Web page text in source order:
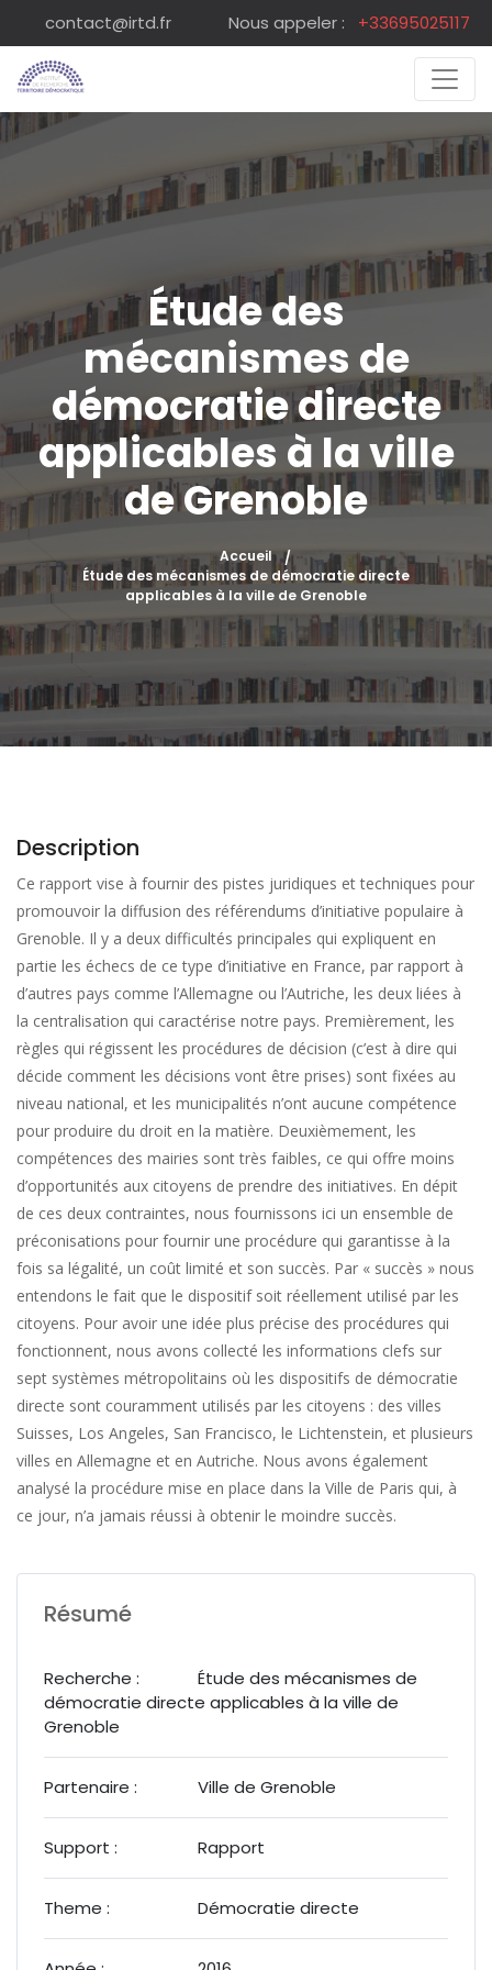
contact@irtd.fr Nous appeler : +33695025117
Étude des
mécanismes de
démocratie directe
applicables à la ville
de Grenoble
Accueil
Étude des mécanismes de démocratie directe
applicables à la ville de Grenoble
Résumé
Recherche :
Étude des mécanismes de
démocratie directe applicables à la ville de
Grenoble
Partenaire : Ville de Grenoble
Support : Rapport
Theme : Démocratie directe
Description
Ce rapport vise à fournir des pistes juridiques et techniques pour
promouvoir la diffusion des référendums d’initiative populaire à
Grenoble. Il y a deux difficultés principales qui expliquent en
partie les échecs de ce type d’initiative en France, par rapport à
d’autres pays comme l’Allemagne ou l’Autriche, les deux liées à
la centralisation qui caractérise notre pays. Premièrement, les
règles qui régissent les procédures de décision (c’est à dire qui
décide comment les décisions vont être prises) sont fixées au
niveau national, et les municipalités n’ont aucune compétence
pour produire du droit en la matière. Deuxièmement, les
compétences des mairies sont très faibles, ce qui offre moins
d’opportunités aux citoyens de prendre des initiatives. En dépit
de ces deux contraintes, nous fournissons ici un ensemble de
préconisations pour fournir une procédure qui garantisse à la
fois sa légalité, un coût limité et son succès. Par « succès » nous
entendons le fait que le dispositif soit réellement utilisé par les
citoyens. Pour avoir une idée plus précise des procédures qui
fonctionnent, nous avons collecté les informations clefs sur
sept systèmes métropolitains où les dispositifs de démocratie
directe sont couramment utilisés par les citoyens : des villes
Suisses, Los Angeles, San Francisco, le Lichtenstein, et plusieurs
villes en Allemagne et en Autriche. Nous avons également
analysé la procédure mise en place dans la Ville de Paris qui, à
ce jour, n’a jamais réussi à obtenir le moindre succès.